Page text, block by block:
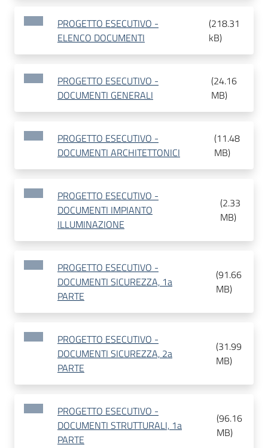
PROGETTO ESECUTIVO -
ELENCO DOCUMENTI
(218.31
kB)
PROGETTO ESECUTIVO -
DOCUMENTI GENERALI
(24.16
MB)
PROGETTO ESECUTIVO -
DOCUMENTI ARCHITETTONICI
(11.48
MB)
PROGETTO ESECUTIVO -
DOCUMENTI IMPIANTO
ILLUMINAZIONE
(2.33
MB)
PROGETTO ESECUTIVO -
DOCUMENTI SICUREZZA, 1a
PARTE
(91.66
MB)
PROGETTO ESECUTIVO -
DOCUMENTI SICUREZZA, 2a
PARTE
(31.99
MB)
PROGETTO ESECUTIVO -
DOCUMENTI STRUTTURALI, 1a
PARTE
(96.16
MB)